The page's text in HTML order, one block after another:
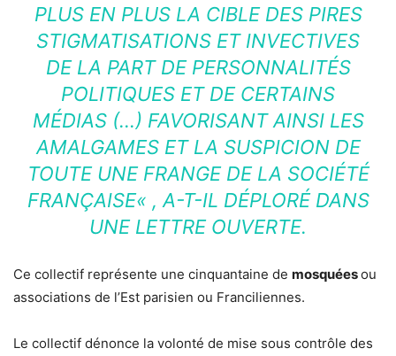
PLUS EN PLUS LA CIBLE DES PIRES
STIGMATISATIONS ET INVECTIVES
DE LA PART DE PERSONNALITÉS
POLITIQUES ET DE CERTAINS
MÉDIAS (…) FAVORISANT AINSI LES
AMALGAMES ET LA SUSPICION DE
TOUTE UNE FRANGE DE LA SOCIÉTÉ
FRANÇAISE« , A-T-IL DÉPLORÉ DANS
UNE LETTRE OUVERTE.
Ce collectif représente une cinquantaine de mosquéesou
associations de l’Est parisien ou Franciliennes.
Le collectif dénonce la volonté de mise sous contrôle des